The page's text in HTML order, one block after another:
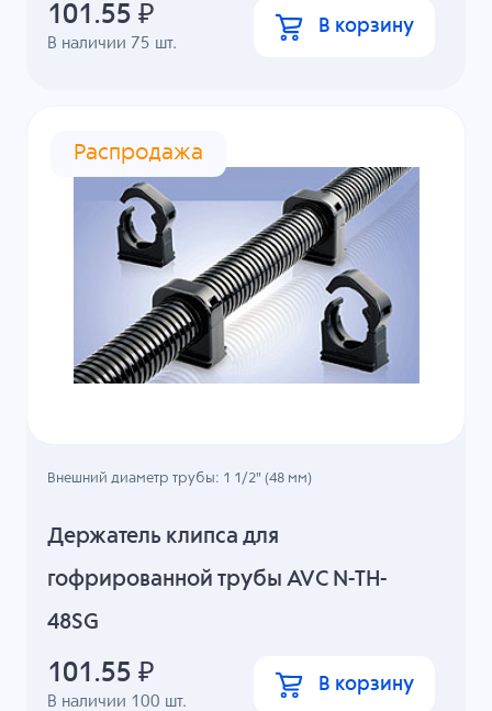
В наличии 75 шт.
101.55 ₽ В корзину
Распродажа
Держатель клипса для
гофрированной трубы AVC N-TH-
48SG
В наличии 100 шт.
Внешний диаметр трубы: 1 1/2" (48 мм)
101.55 ₽ В корзину